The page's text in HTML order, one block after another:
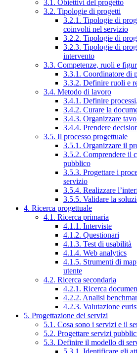
3.1. Obiettivi del progetto
3.2. Tipologie di progetti
3.2.1. Tipologie di
coinvolti nel servizio
3.2.2. Tipologie di
3.2.3. Tipologie di
intervento
3.3. Competenze, ruoli e
3.3.1. Coordinatore di
3.3.2. Definire ruoli e
3.4. Metodo di lavoro
3.4.1. Definire
3.4.2. Curare la
3.4.3. Organizzare
3.4.4. Prendere
3.5. Il processo progettuale
3.5.1. Organizzare il
3.5.2. Comprendere il
pubblico
3.5.3. Progettare i
servizio
3.5.4. Realizzare
3.5.5. Validare la
4. Ricerca progettuale
4.1. Ricerca primaria
4.1.1. Interviste
4.1.2. Questionari
4.1.3. Test di usabilità
4.1.4. Web analytics
4.1.5. Strumenti di
utente
4.2. Ricerca secondaria
4.2.1. Ricerca
4.2.2. Analisi
4.2.3. Valutazione
5. Progettazione dei servizi
5.1. Cosa sono i servizi e il
5.2. Progettare servizi
5.3. Definire il modello di
5.3.1. Identificare gli